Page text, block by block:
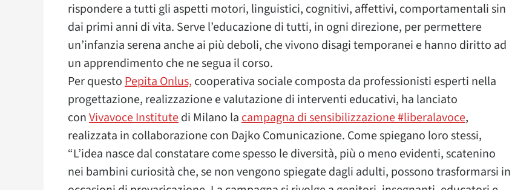
rispondere a tutti gli aspetti motori, linguistici, cognitivi, affettivi, comportamentali sin
dai primi anni di vita. Serve l’educazione di tutti, in ogni direzione, per permettere
un’infanzia serena anche ai più deboli, che vivono disagi temporanei e hanno diritto ad
un apprendimento che ne segua il corso.
Per questoPepita Onlus, cooperativa sociale composta da professionisti esperti nella
progettazione, realizzazione e valutazione di interventi educativi, ha lanciato
conVivavoce Institutedi Milano lacampagna di sensibilizzazione #liberalavoce,
realizzata in collaborazione con Dajko Comunicazione. Come spiegano loro stessi,
“L’idea nasce dal constatare come spesso le diversità, più o meno evidenti, scatenino
nei bambini curiosità che, se non vengono spiegate dagli adulti, possono trasformarsi in